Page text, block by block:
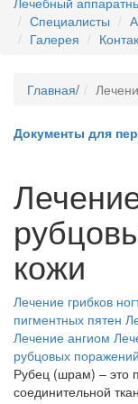
Специалисты
Галерея
Главная/
Документы для
кожи
Лечение грибков
пигментных пятен
Лечение ангиом
рубцовых
Рубец (шрам) – это
соединительной